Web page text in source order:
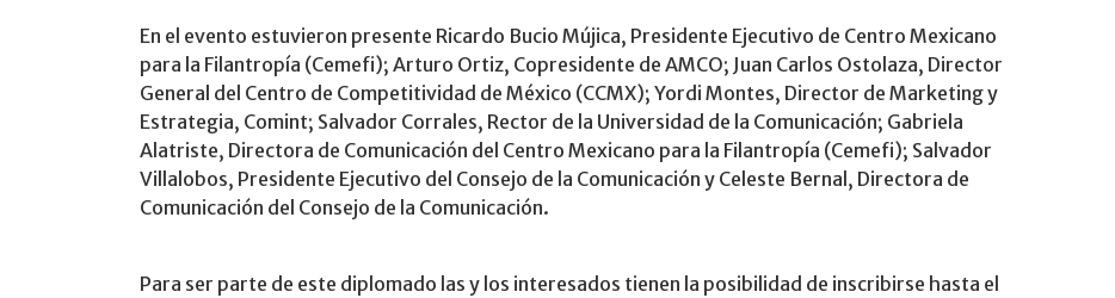
En el evento estuvieron presente Ricardo Bucio Mújica, Presidente Ejecutivo de Centro Mexicano
para la Filantropía (Cemefi); Arturo Ortiz, Copresidente de AMCO; Juan Carlos Ostolaza, Director
General del Centro de Competitividad de México (CCMX); Yordi Montes, Director de Marketing y
Estrategia, Comint; Salvador Corrales, Rector de la Universidad de la Comunicación; Gabriela
Alatriste, Directora de Comunicación del Centro Mexicano para la Filantropía (Cemefi); Salvador
Villalobos, Presidente Ejecutivo del Consejo de la Comunicación y Celeste Bernal, Directora de
Comunicación del Consejo de la Comunicación.
Para ser parte de este diplomado las y los interesados tienen la posibilidad de inscribirse hasta el